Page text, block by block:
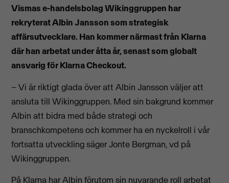
Vismas e-handelsbolag Wikinggruppen har
rekryterat Albin Jansson som strategisk
affärsutvecklare. Han kommer närmast från Klarna
där han arbetat under åtta år, senast som globalt
ansvarig för Klarna Checkout.
– Vi är riktigt glada över att Albin Jansson väljer att
ansluta till Wikinggruppen. Med sin bakgrund kommer
Albin att bidra med både strategi och
branschkompetens och kommer ha en nyckelroll i vår
fortsatta utveckling säger Jonte Bergman, vd på
Wikinggruppen.
På Klarna har Albin förutom sin nuvarande roll arbetat